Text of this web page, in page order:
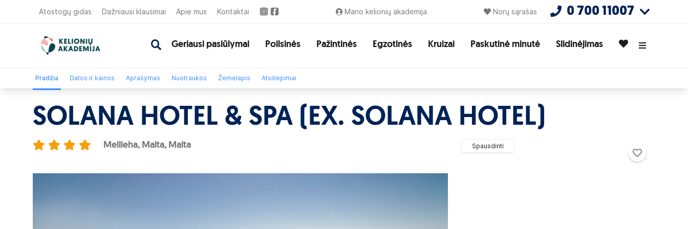
Atostogų gidas Dažniausi klausimai Apie mus Kontaktai Mano kelionių akademija Norų sąrašas 0 700 11007
Geriausi pasiūlymai Poilsinės Pažintinės Egzotinės Kruizai Paskutinė minutė Slidinėjimas
Pradžia Datos ir kainos Aprašymas Nuotraukos Žemėlapis Atsiliepimai
SOLANA HOTEL & SPA (EX. SOLANA HOTEL)
Spausdinti
Mellieha, Malta, Malta